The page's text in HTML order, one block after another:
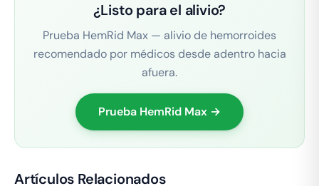
¿Listo para el alivio?
Prueba HemRid Max — alivio de hemorroides
recomendado por médicos desde adentro hacia
afuera.
Prueba HemRid Max →
Artículos Relacionados